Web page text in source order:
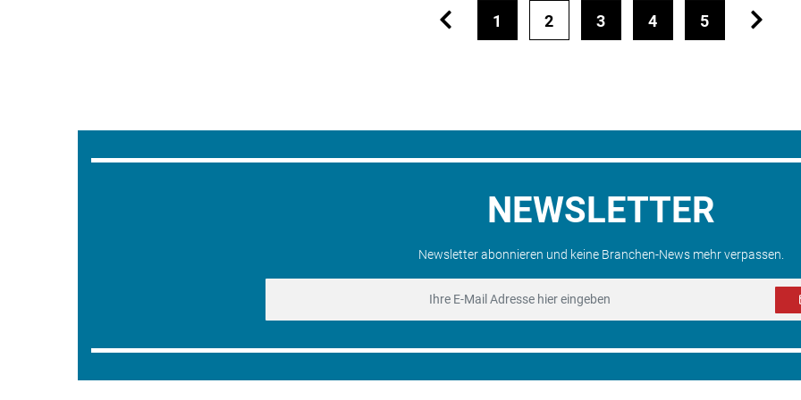
1 2 3 4 5
NEWSLETTER
Newsletter abonnieren und keine Branchen-News mehr verpassen.